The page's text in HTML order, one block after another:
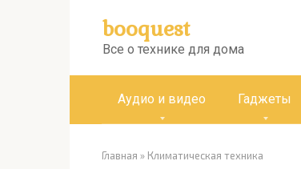
booquest
Все о технике для дома
Аудио и видео Гаджеты
Главная » Климатическая техника